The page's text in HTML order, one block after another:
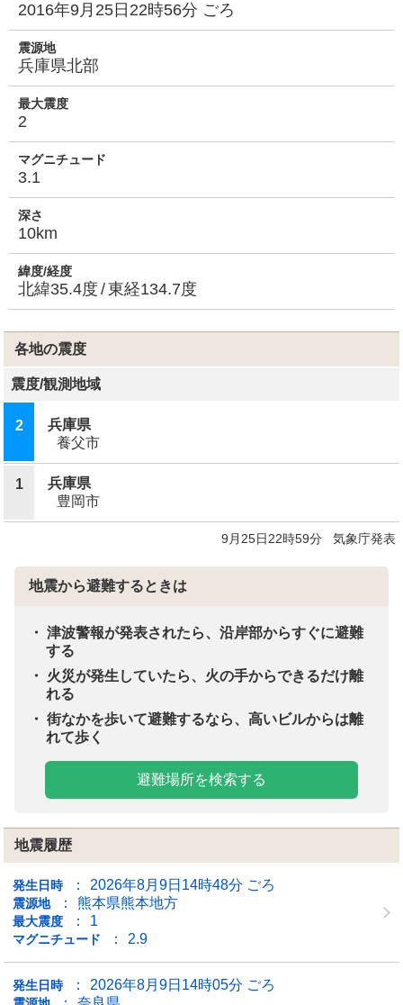
2016年9月25日22時56分 ごろ
震源地
兵庫県北部
最大震度
2
マグニチュード
3.1
深さ
10km
緯度/経度
北緯35.4度 東経134.7度
各地の震度
震度/観測地域
2
兵庫県
養父市
1
兵庫県
豊岡市
9月25日22時59分 気象庁発表
地震から避難するときは
津波警報が発表されたら、沿岸部からすぐに避難
する
火災が発生していたら、火の手からできるだけ離
れる
街なかを歩いて避難するなら、高いビルからは離
れて歩く
避難場所を検索する
地震履歴
発生日時 2026年8月9日14時48分 ごろ
震源地 熊本県熊本地方
最大震度 1
マグニチュード 2.9
発生日時 2026年8月9日14時05分 ごろ